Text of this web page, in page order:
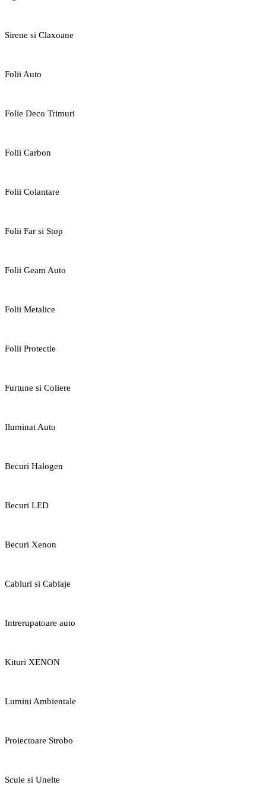
Sirene si Claxoane
Folii Auto
Folie Deco Trimuri
Folii Carbon
Folii Colantare
Folii Far si Stop
Folii Geam Auto
Folii Metalice
Folii Protectie
Furtune si Coliere
Iluminat Auto
Becuri Halogen
Becuri LED
Becuri Xenon
Cabluri si Cablaje
Intrerupatoare auto
Kituri XENON
Lumini Ambientale
Proiectoare Strobo
Scule si Unelte